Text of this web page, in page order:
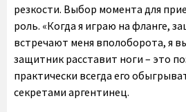
резкости. Выбор момента для
роль. «Когда я играю на фланге,
встречают меня вполоборота, я
защитник расставит ноги – это
практически всегда его
секретами аргентинец.